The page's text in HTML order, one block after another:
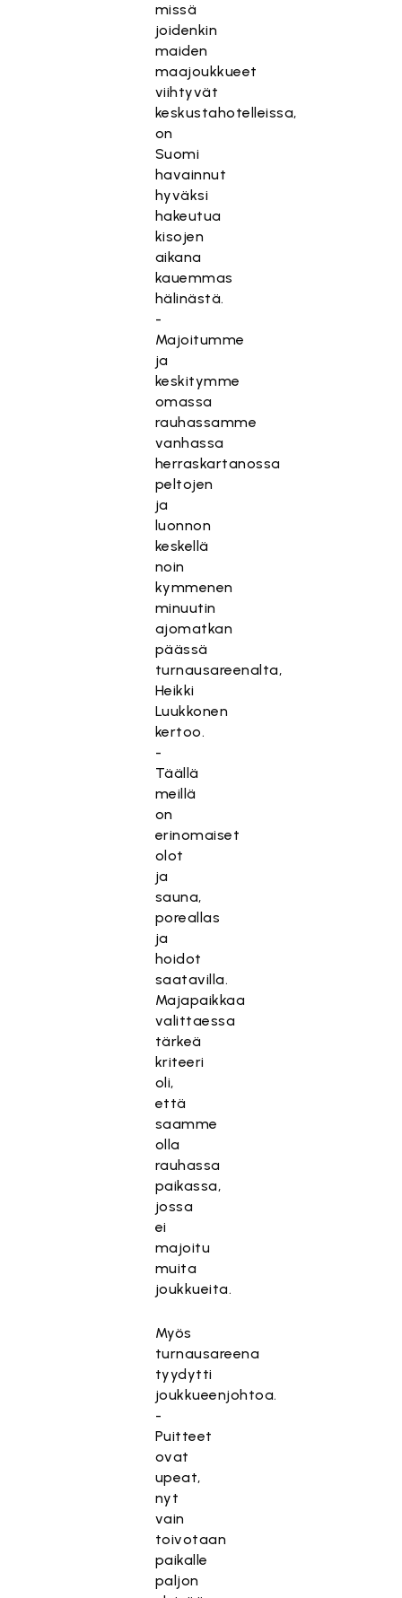
missä
joidenkin
maiden
maajoukkueet
viihtyvät
keskustahotelleissa,
on
Suomi
havainnut
hyväksi
hakeutua
kisojen
aikana
kauemmas
hälinästä.
-
Majoitumme
ja
keskitymme
omassa
rauhassamme
vanhassa
herraskartanossa
peltojen
ja
luonnon
keskellä
noin
kymmenen
minuutin
ajomatkan
päässä
turnausareenalta,
Heikki
Luukkonen
kertoo.
-
Täällä
meillä
on
erinomaiset
olot
ja
sauna,
poreallas
ja
hoidot
saatavilla.
Majapaikkaa
valittaessa
tärkeä
kriteeri
oli,
että
saamme
olla
rauhassa
paikassa,
jossa
ei
majoitu
muita
joukkueita.
Myös
turnausareena
tyydytti
joukkueenjohtoa.
-
Puitteet
ovat
upeat,
nyt
vain
toivotaan
paikalle
paljon